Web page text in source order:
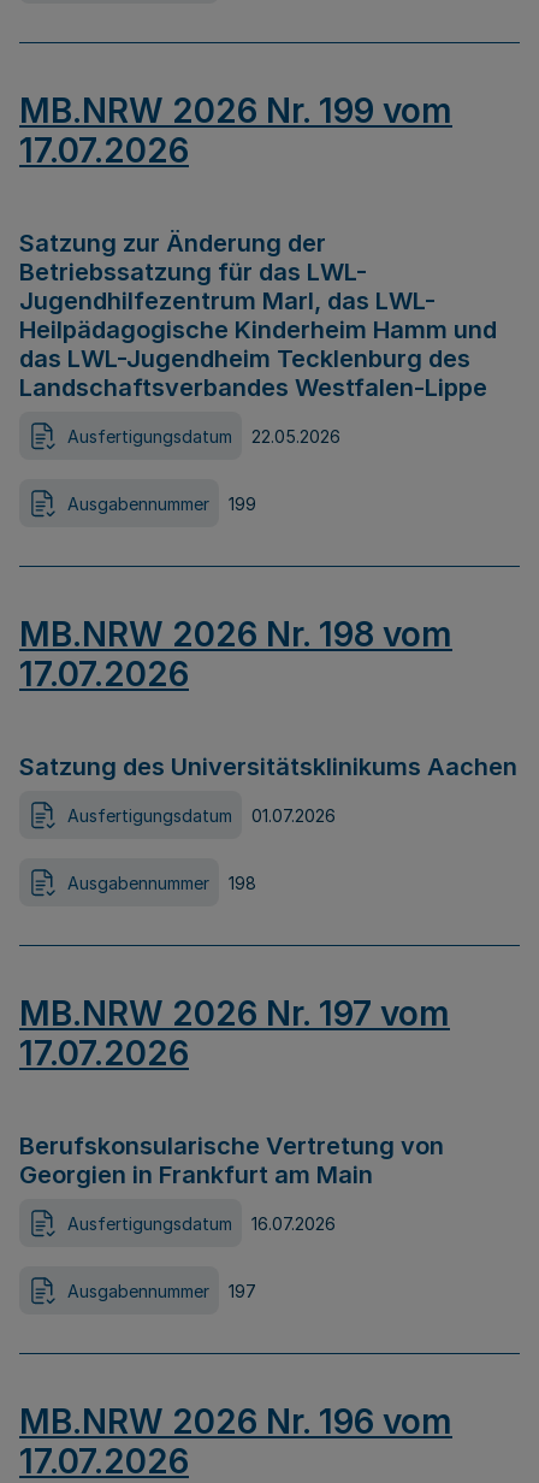
MB.NRW 2026 Nr. 199 vom
17.07.2026
Satzung zur Änderung der
Betriebssatzung für das LWL-
Jugendhilfezentrum Marl, das LWL-
Heilpädagogische Kinderheim Hamm und
das LWL-Jugendheim Tecklenburg des
Landschaftsverbandes Westfalen-Lippe
Ausfertigungsdatum 22.05.2026
Ausgabennummer 199
MB.NRW 2026 Nr. 198 vom
17.07.2026
Satzung des Universitätsklinikums Aachen
Ausfertigungsdatum 01.07.2026
Ausgabennummer 198
MB.NRW 2026 Nr. 197 vom
17.07.2026
Berufskonsularische Vertretung von
Georgien in Frankfurt am Main
Ausfertigungsdatum 16.07.2026
Ausgabennummer 197
MB.NRW 2026 Nr. 196 vom
17.07.2026